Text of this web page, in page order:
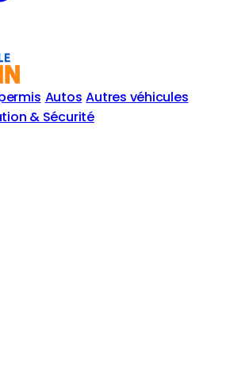
Autos Autres véhicules
& Sécurité